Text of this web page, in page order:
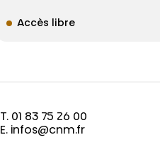
Accès libre
T. 01 83 75 26 00
E. infos@cnm.fr